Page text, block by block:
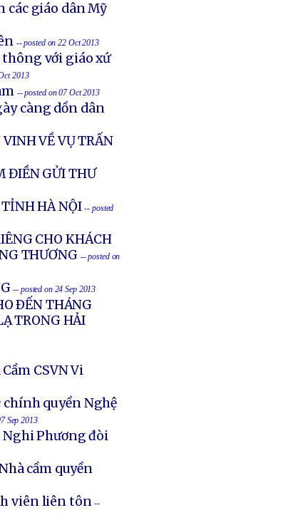
các giáo dân Mỹ
-- posted on 22 Oct 2013
với giáo xứ
2013
-- posted on 07 Oct 2013
càng dồn dân
VỀ VỤ TRẤN
ĐIỀN GỬI THƯ
TỈNH HÀ NỘI -- posted
CHO KHÁCH
THƯƠNG -- posted on
-- posted on 24 Sep 2013
ÐẾN THÁNG
TRONG HẢI
CSVN Vi
chính quyền Nghệ
Sep 2013
Nghi Phương đòi
cầm quyền
viên liên tôn --